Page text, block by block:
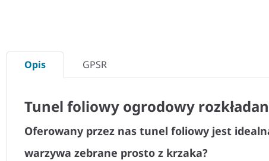
Opis GPSR
Tunel foliowy ogrodowy
Oferowany przez nas tunel foliowy jest
warzywa zebrane prosto z krzaka?